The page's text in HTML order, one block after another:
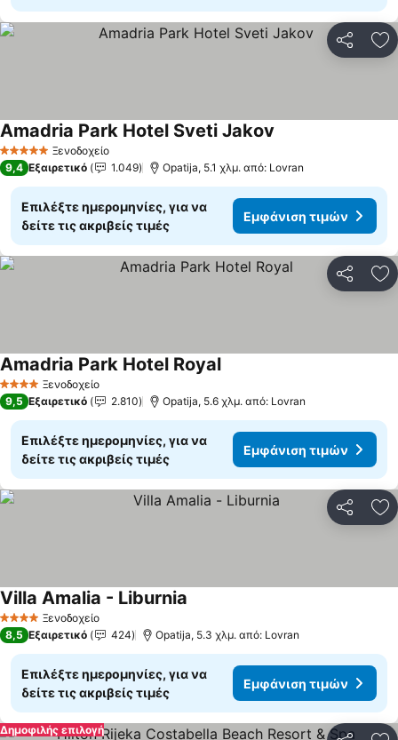
5 Αστέρια Ξενοδοχείο
Amadria Park Hotel Sveti Jakov
9,4 Εξαιρετικό 1.049 Opatija, 5.1 χλμ. από: Lovran
Επιλέξτε ημερομηνίες, για να
δείτε τις ακριβείς τιμές
Εμφάνιση τιμών
4 ΑστέριαΞενοδοχείο
Amadria Park Hotel RoyalΕμφάνιση τιμών
9,5 Εξαιρετικό 2.810 Opatija, 5.6 χλμ. από: Lovran
Επιλέξτε ημερομηνίες, για να
δείτε τις ακριβείς τιμές
Εμφάνιση τιμών
4 ΑστέριαΞενοδοχείο
Villa Amalia - Liburnia
8,5 Εξαιρετικό 424 Opatija, 5.3 χλμ. από: Lovran
Επιλέξτε ημερομηνίες, για να
δείτε τις ακριβείς τιμές
Εμφάνιση τιμών
Δημοφιλής επιλογή